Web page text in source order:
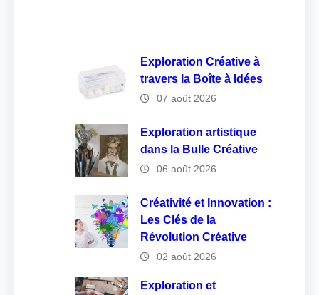
Exploration Créative à
travers la Boîte à Idées
07 août 2026
Exploration artistique
dans la Bulle Créative
06 août 2026
Créativité et Innovation :
Les Clés de la
Révolution Créative
02 août 2026
Exploration et